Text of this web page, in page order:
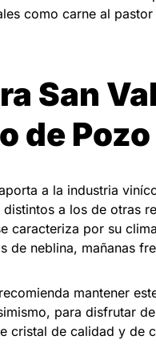
como carne al
San
de
a la industria
a los de otras
caracteriza por su
de neblina, mañanas
mantener
para disfrutar
cristal de calidad y de